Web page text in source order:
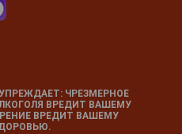
ЧРЕЗМЕРНОЕ
ВРЕДИТ ВАШЕМУ
ВРЕДИТ ВАШЕМУ